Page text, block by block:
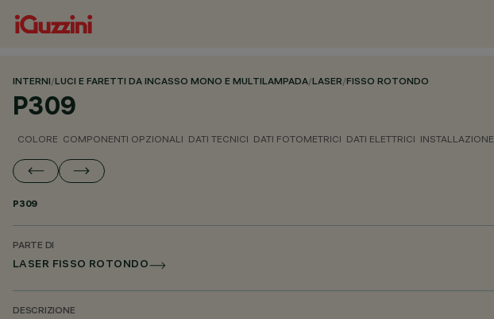
INTERNI/LUCI E FARETTI DA INCASSO MONO E MULTILAMPADA/LASER/FISSO ROTONDO
P309
COLORE COMPONENTI OPZIONALI DATI TECNICI DATI FOTOMETRICI DATI ELETTRICI INSTALLAZIONE
P309
PARTE DI
LASER FISSO ROTONDO
DESCRIZIONE